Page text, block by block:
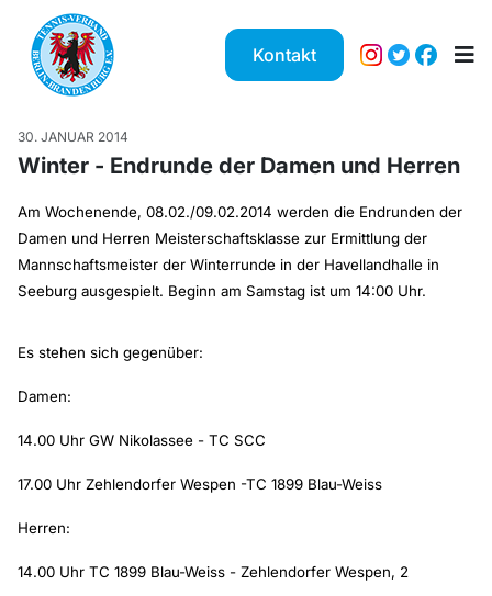
Kontakt
30. JANUAR 2014
Winter - Endrunde der Damen und Herren
Am Wochenende, 08.02./09.02.2014 werden die Endrunden der
Damen und Herren Meisterschaftsklasse zur Ermittlung der
Mannschaftsmeister der Winterrunde in der Havellandhalle in
Seeburg ausgespielt. Beginn am Samstag ist um 14:00 Uhr.
Es stehen sich gegenüber:
Damen:
14.00 Uhr GW Nikolassee - TC SCC
17.00 Uhr Zehlendorfer Wespen -TC 1899 Blau-Weiss
Herren:
14.00 Uhr TC 1899 Blau-Weiss - Zehlendorfer Wespen, 2